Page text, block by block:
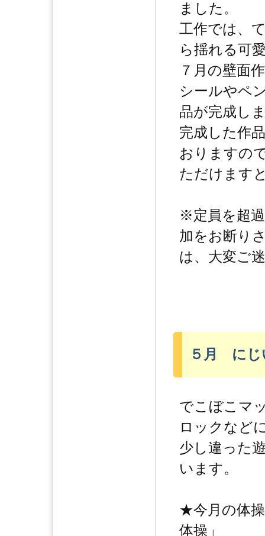
ました。
工作では、
ら揺れる可
７月の壁面
シールやペ
品が完成し
完成した作
おりますの
ただけます
※定員を超
加をお断り
は、大変ご
５月 にじ
でこぼこマ
ロックなど
少し違った
います。
★今月の体
体操」